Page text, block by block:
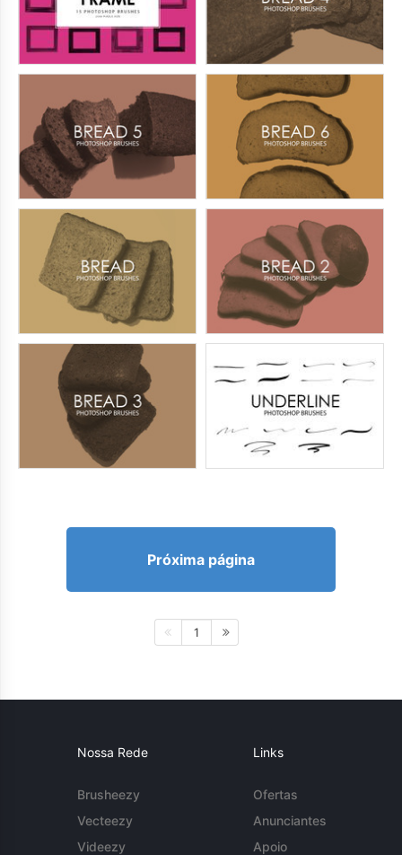
Próxima página
1
Nossa Rede
Brusheezy
Vecteezy
Videezy
Links
Ofertas
Anunciantes
Apoio